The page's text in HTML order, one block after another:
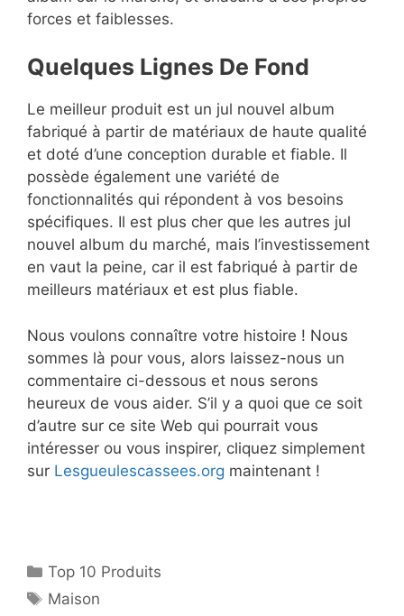
forces et faiblesses.
Quelques Lignes De Fond
Le meilleur produit est un jul nouvel album
fabriqué à partir de matériaux de haute qualité
et doté d’une conception durable et fiable. Il
possède également une variété de
fonctionnalités qui répondent à vos besoins
spécifiques. Il est plus cher que les autres jul
nouvel album du marché, mais l’investissement
en vaut la peine, car il est fabriqué à partir de
meilleurs matériaux et est plus fiable.
Nous voulons connaître votre histoire ! Nous
sommes là pour vous, alors laissez-nous un
commentaire ci-dessous et nous serons
heureux de vous aider. S’il y a quoi que ce soit
d’autre sur ce site Web qui pourrait vous
intéresser ou vous inspirer, cliquez simplement
sur Lesgueulescassees.org maintenant !
Top 10 Produits
Maison